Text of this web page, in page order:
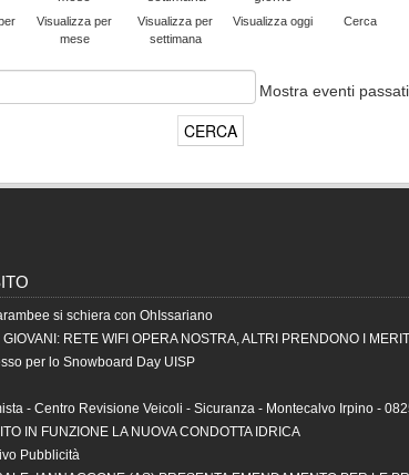
Visualizza per
mese
Visualizza per
settimana
Visualizza oggi Cerca
Mostra eventi
si schiera con OhIssariano
RETE WIFI OPERA NOSTRA, ALTRI PRENDONO I MERITI
per lo Snowboard Day UISP
- Centro Revisione Veicoli - Sicuranza - Montecalvo Irpino -
IN FUNZIONE LA NUOVA CONDOTTA IDRICA
Pubblicità